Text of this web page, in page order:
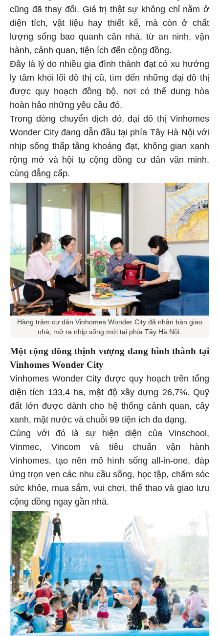
cũng đã thay đổi. Giá trị thật sự không chỉ nằm ở
diện tích, vật liệu hay thiết kế, mà còn ở chất
lượng sống bao quanh căn nhà, từ an ninh, vận
hành, cảnh quan, tiện ích đến cộng đồng.
Đây là lý do nhiều gia đình thành đạt có xu hướng
ly tâm khỏi lõi đô thị cũ, tìm đến những đại đô thị
được quy hoạch đồng bộ, nơi có thể dung hòa
hoàn hảo những yêu cầu đó.
Trong dòng chuyển dịch đó, đại đô thị Vinhomes
Wonder City đang dẫn đầu tại phía Tây Hà Nội với
nhịp sống thấp tầng khoáng đạt, không gian xanh
rộng mở và hội tụ cộng đồng cư dân văn minh,
cùng đẳng cấp.
Hàng trăm cư dân Vinhomes Wonder City đã nhận bàn giao
nhà, mở ra nhịp sống mới tại phía Tây Hà Nội.
Một cộng đồng thịnh vượng đang hình thành tại
Vinhomes Wonder City
Vinhomes Wonder City được quy hoạch trên tổng
diện tích 133,4 ha, mật độ xây dựng 26,7%. Quỹ
đất lớn được dành cho hệ thống cảnh quan, cây
xanh, mặt nước và chuỗi 99 tiện ích đa dạng.
Cùng với đó là sự hiện diện của Vinschool,
Vinmec, Vincom và tiêu chuẩn vận hành
Vinhomes, tạo nên mô hình sống all-in-one, đáp
ứng trọn vẹn các nhu cầu sống, học tập, chăm sóc
sức khỏe, mua sắm, vui chơi, thể thao và giao lưu
cộng đồng ngay gần nhà.